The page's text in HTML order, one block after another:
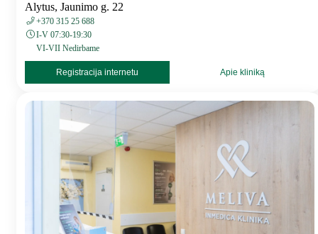
Alytus, Jaunimo g. 22
+370 315 25 688
I-V 07:30-19:30
VI-VII Nedirbame
Registracija internetu Apie kliniką